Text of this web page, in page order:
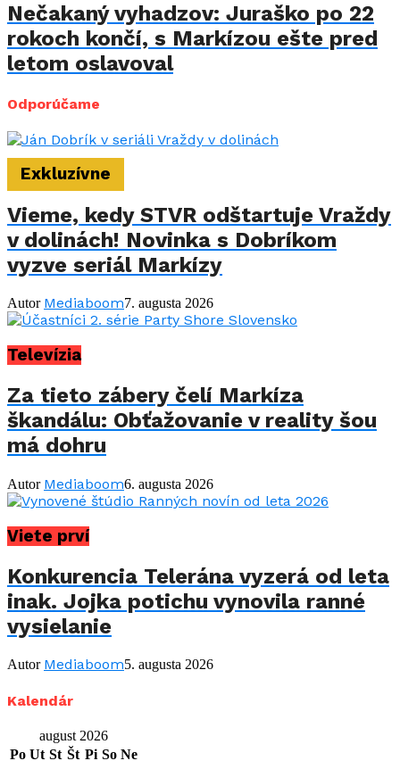
Nečakaný vyhadzov: Juraško po 22
rokoch končí, s Markízou ešte pred
letom oslavoval
Odporúčame
Exkluzívne
Vieme, kedy STVR odštartuje Vraždy
v dolinách! Novinka s Dobríkom
vyzve seriál Markízy
Autor Mediaboom7. augusta 2026
Televízia
Za tieto zábery čelí Markíza
škandálu: Obťažovanie v reality šou
má dohru
Autor Mediaboom6. augusta 2026
Viete prví
Konkurencia Telerána vyzerá od leta
inak. Jojka potichu vynovila ranné
vysielanie
Autor Mediaboom5. augusta 2026
Kalendár
august 2026
Po Ut St Št Pi So Ne